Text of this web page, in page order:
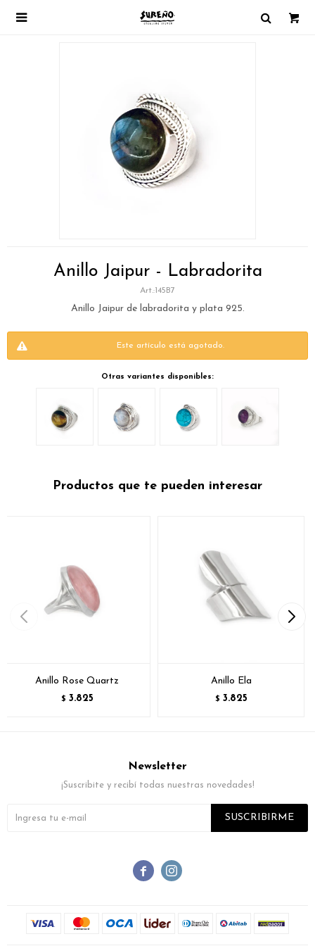

Anillo Jaipur - Labradorita
145B7
Anillo Jaipur de labradorita y plata 925.
Este artículo está agotado.
Otras variantes disponibles:
Productos que te pueden interesar
Anillo Rose Quartz
$ 3.825
Anillo Ela
$ 3.825
 
Newsletter
¡Suscribite y recibí todas nuestras novedades!
SUSCRIBIRME